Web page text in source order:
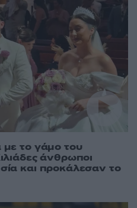
το γάμο του
άνθρωποι
και προκάλεσαν το